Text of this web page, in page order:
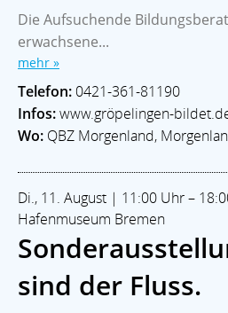
Die Aufsuchende
erwachsene...
mehr »
Telefon: 0421-361-81190
Infos:www.gröpelingen-
Wo: QBZ Morgenland,
Di., 11. August | 11:00 Uhr –
Hafenmuseum Bremen
sind der Fluss.